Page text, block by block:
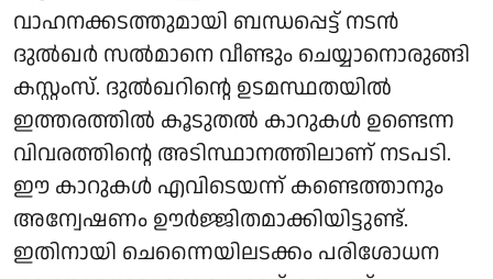
വാഹനക്കടത്തുമായി ബന്ധപ്പെട്ട് നടൻ
ദുൽഖർ സൽമാനെ വീണ്ടും ചെയ്യാനൊരുങ്ങി
കസ്റ്റംസ്. ദുൽഖറിന്റെ ഉടമസ്ഥതയിൽ
ഇത്തരത്തിൽ കൂടുതൽ കാറുകൾ ഉണ്ടെന്ന
വിവരത്തിന്റെ അടിസ്ഥാനത്തിലാണ് നടപടി.
ഈ കാറുകൾ എവിടെയന്ന് കണ്ടെത്താനും
അന്വേഷണം ഊർജ്ജിതമാക്കിയിട്ടുണ്ട്.
ഇതിനായി ചെന്നൈയിലടക്കം പരിശോധന